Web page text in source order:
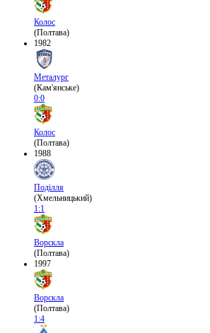
Колос
(Полтава)
1982
Металург
(Кам'янське)
0:0
Колос
(Полтава)
1988
Поділля
(Хмельницький)
1:1
Ворскла
(Полтава)
1997
Ворскла
(Полтава)
1:4